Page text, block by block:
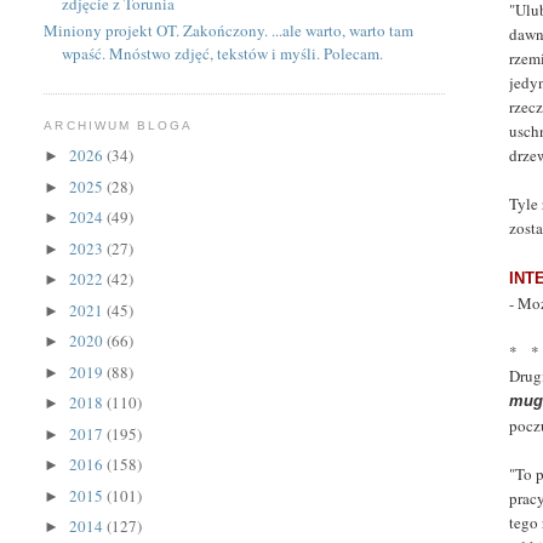
Tyle
-
*
"To
tego
Miniony projekt OT. Zakończony. ...ale warto, warto tam
wpaść. Mnóstwo zdjęć, tekstów i myśli. Polecam.
ARCHIWUM BLOGA
►2026(34)
►2025(28)
►2024(49)
►2023(27)
►2022(42)
►2021(45)
►2020(66)
►2019(88)
►2018(110)
►2017(195)
►2016(158)
►2015(101)
►2014(127)